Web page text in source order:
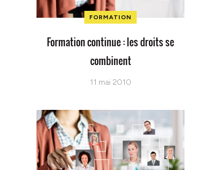
FORMATION
Formation continue : les droits se
combinent
11 mai 2010